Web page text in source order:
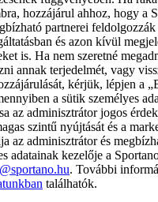
hozzájárul ahhoz, hogy a
partnerei feldolgozzák
és azon kívül
is. Ha nem szeretné
annak terjedelmét, vagy
kérjük, lépjen a
a sütik személyes
az adminisztrátor jogos
szintű nyújtását és a
az adminisztrátor és
adatainak kezelője a
. További
találhatók.